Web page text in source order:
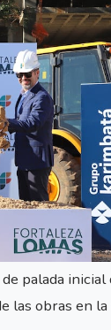
palada
las obras en